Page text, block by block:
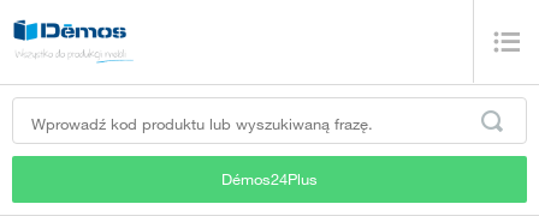
Démos24Plus